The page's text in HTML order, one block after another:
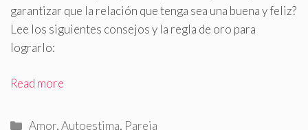
garantizar que la relación que tenga sea una buena y feliz?
Lee los siguientes consejos y la regla de oro para
lograrlo:
Read more
Categorías
Amor,Autoestima, Pareja